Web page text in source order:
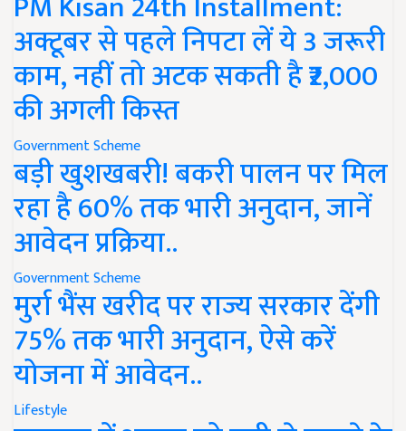
अक्टूबर से पहले निपटा लें ये 3 जरूरी
काम, नहीं तो अटक सकती है ₹2,000
की अगली किस्त
Government Scheme
बड़ी खुशखबरी! बकरी पालन पर मिल
रहा है 60% तक भारी अनुदान, जानें
आवेदन प्रक्रिया..
Government Scheme
मुर्रा भैंस खरीद पर राज्य सरकार देंगी
75% तक भारी अनुदान, ऐसे करें
योजना में आवेदन..
Lifestyle